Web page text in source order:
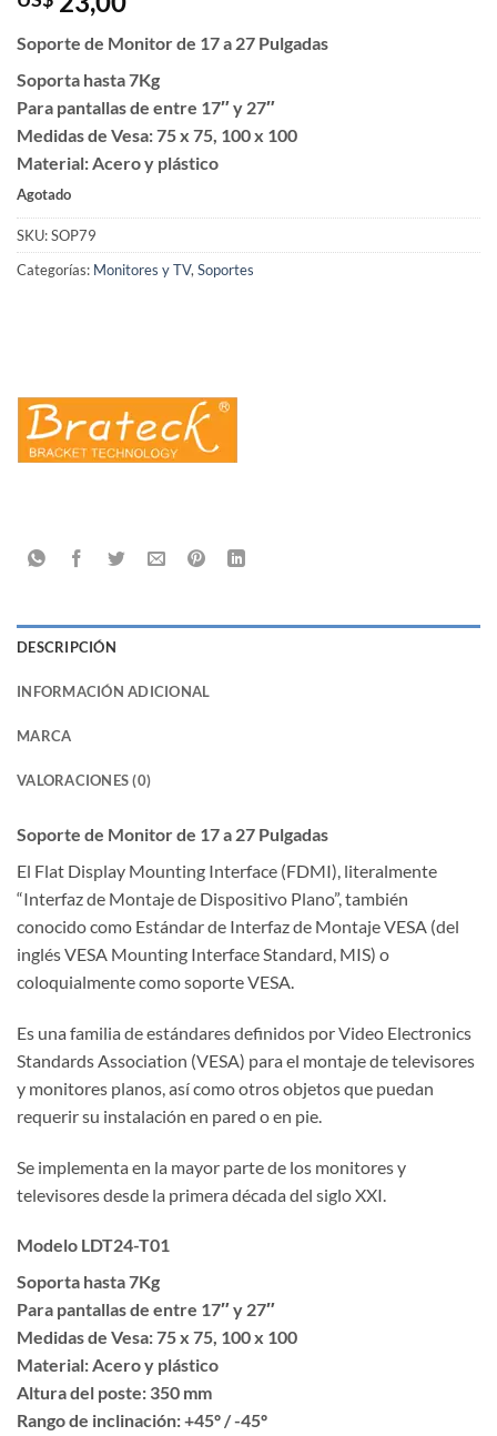
Soporte de Monitor de 17 a 27 Pulgadas
Soporta hasta 7Kg
Para pantallas de entre 17″ y 27″
Medidas de Vesa: 75 x 75, 100 x 100
Material: Acero y plástico
Agotado
SKU:SOP79
Categorías: Monitores y TV, Soportes
DESCRIPCIÓN
INFORMACIÓN ADICIONAL
MARCA
VALORACIONES (0)
Soporte de Monitor de 17 a 27 Pulgadas
El Flat Display Mounting Interface (FDMI), literalmente
“Interfaz de Montaje de Dispositivo Plano”, también
conocido como Estándar de Interfaz de Montaje VESA (del
inglés VESA Mounting Interface Standard, MIS) o
coloquialmente como soporte VESA.
Es una familia de estándares definidos por Video Electronics
Standards Association (VESA) para el montaje de televisores
y monitores planos, así como otros objetos que puedan
requerir su instalación en pared o en pie.
Se implementa en la mayor parte de los monitores y
televisores desde la primera década del siglo XXI.
Modelo LDT24-T01
Soporta hasta 7Kg
Para pantallas de entre 17″ y 27″
Medidas de Vesa: 75 x 75, 100 x 100
Material: Acero y plástico
Altura del poste: 350 mm
Rango de inclinación: +45º / -45º